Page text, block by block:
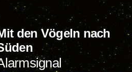
den Vögeln nach